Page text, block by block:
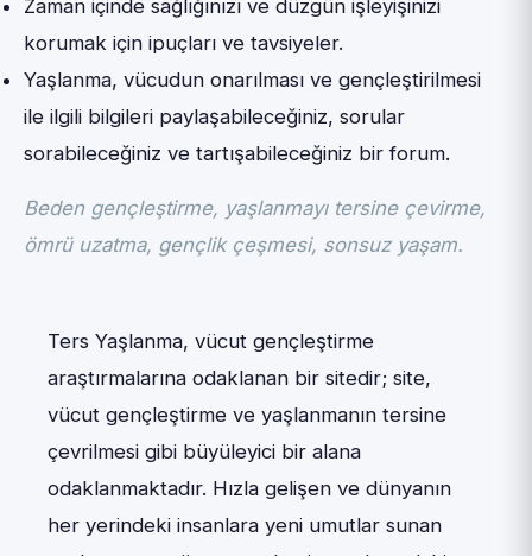
Zaman içinde sağlığınızı ve düzgün işleyişinizi
korumak için ipuçları ve tavsiyeler.
Yaşlanma, vücudun onarılması ve gençleştirilmesi
ile ilgili bilgileri paylaşabileceğiniz, sorular
sorabileceğiniz ve tartışabileceğiniz bir forum.
Beden gençleştirme, yaşlanmayı tersine çevirme,
ömrü uzatma, gençlik çeşmesi, sonsuz yaşam.
Ters Yaşlanma, vücut gençleştirme
araştırmalarına odaklanan bir sitedir; site,
vücut gençleştirme ve yaşlanmanın tersine
çevrilmesi gibi büyüleyici bir alana
odaklanmaktadır. Hızla gelişen ve dünyanın
her yerindeki insanlara yeni umutlar sunan